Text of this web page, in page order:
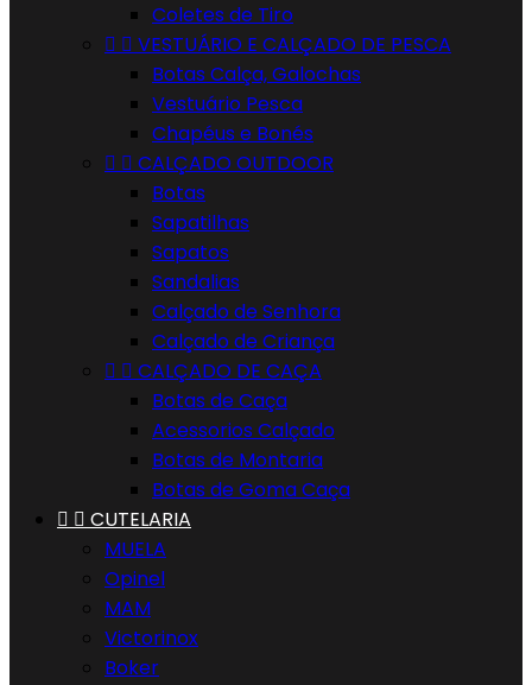
Coletes de Tiro
  VESTUÁRIO E CALÇADO DE PESCA
Botas Calça, Galochas
Vestuário Pesca
Chapéus e Bonés
  CALÇADO OUTDOOR
Botas
Sapatilhas
Sapatos
Sandalias
Calçado de Senhora
Calçado de Criança
  CALÇADO DE CAÇA
Botas de Caça
Acessorios Calçado
Botas de Montaria
Botas de Goma Caça
  CUTELARIA
MUELA
Opinel
MAM
Victorinox
Boker